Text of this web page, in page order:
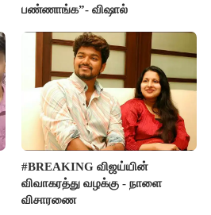
பண்ணாங்க”- விஷால்
#BREAKING விஜய்யின்
விவாகரத்து வழக்கு - நாளை
விசாரணை